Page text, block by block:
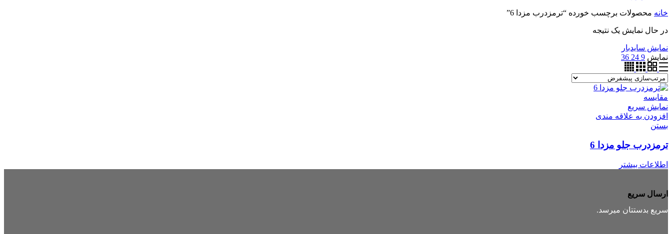
خانه محصولات برچسب خورده “ترمزدرب مزدا 6”
در حال نمایش یک نتیجه
نمایش سایدبار
نمایش 9
24
36
مقایسه
نمایش سریع
افزودن به علاقه مندی
بستن
ترمزدرب جلو مزدا 6
اطلاعات بیشتر
ارسال سریع
سریع بدستتان میرسد.